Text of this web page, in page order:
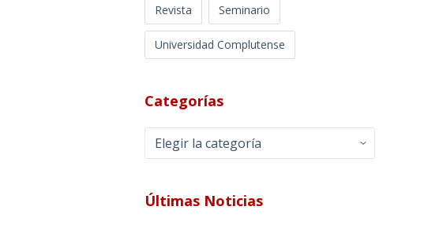
Revista Seminario
Universidad Complutense
Categorías
Categorías
Últimas Noticias